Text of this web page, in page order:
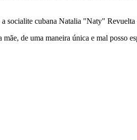
socialite cubana Natalia "Naty" Revuelta
de uma maneira única e mal posso